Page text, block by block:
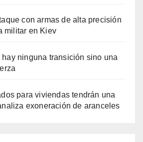
con armas de alta precisión
militar en Kiev
hay ninguna transición sino una
para viviendas tendrán una
exoneración de aranceles